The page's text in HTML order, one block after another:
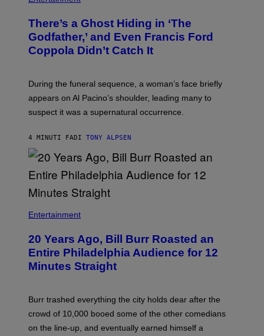
There’s a Ghost Hiding in ‘The
Godfather,’ and Even Francis Ford
Coppola Didn’t Catch It
During the funeral sequence, a woman’s face briefly
appears on Al Pacino’s shoulder, leading many to
suspect it was a supernatural occurrence.
4 MINUTI FADI TONY ALPSEN
I
B
U
R
R
Entertainment
20 Years Ago, Bill Burr Roasted an
Entire Philadelphia Audience for 12
Minutes Straight
Burr trashed everything the city holds dear after the
crowd of 10,000 booed some of the other comedians
on the line-up, and eventually earned himself a